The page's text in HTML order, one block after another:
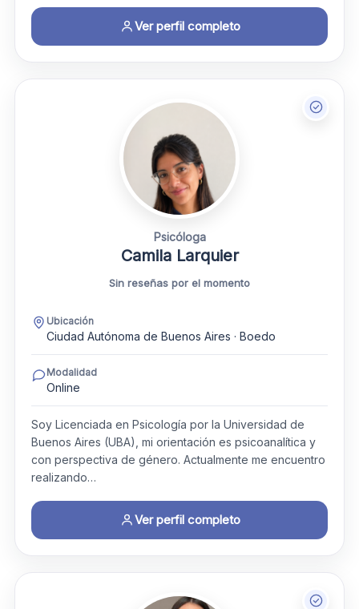
Ver perfil completo
Psicóloga
Camila Larquier
Sin reseñas por el momento
Ubicación
Ciudad Autónoma de Buenos Aires · Boedo
Modalidad
Online
Soy Licenciada en Psicología por la Universidad de
Buenos Aires (UBA), mi orientación es psicoanalítica y
con perspectiva de género. Actualmente me encuentro
realizando…
Ver perfil completo